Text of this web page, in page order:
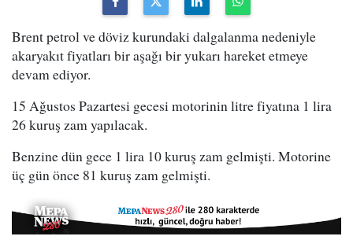
Brent petrol ve döviz kurundaki dalgalanma nedeniyle
akaryakıt fiyatları bir aşağı bir yukarı hareket etmeye
devam ediyor.
15 Ağustos Pazartesi gecesi motorinin litre fiyatına 1 lira
26 kuruş zam yapılacak.
Benzine dün gece 1 lira 10 kuruş zam gelmişti. Motorine
üç gün önce 81 kuruş zam gelmişti.